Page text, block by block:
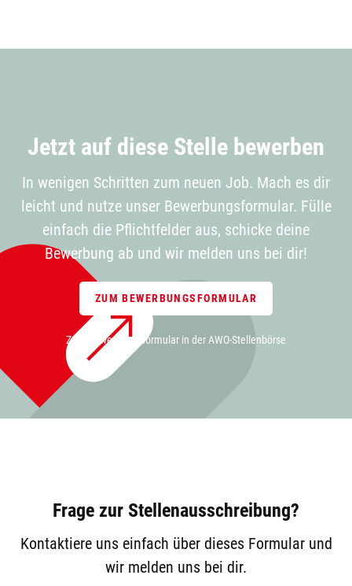
Jetzt auf diese Stelle bewerben
In wenigen Schritten zum neuen Job. Mach es dir
leicht und nutze unser Bewerbungsformular. Fülle
einfach die Pflichtfelder aus, schicke deine
Bewerbung ab und wir melden uns bei dir!
ZUM BEWERBUNGSFORMULAR
Zum Bewerbungsformular in der AWO-Stellenbörse
Frage zur Stellenausschreibung?
Kontaktiere uns einfach über dieses Formular und
wir melden uns bei dir.